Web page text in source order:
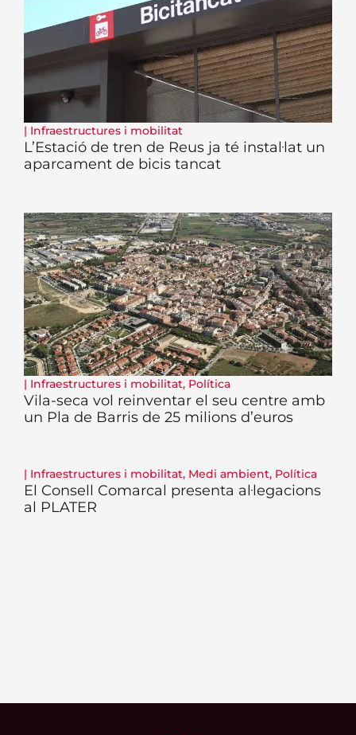
| Infraestructures i mobilitat
L’Estació de tren de Reus ja té instal·lat un
aparcament de bicis tancat
| Infraestructures i mobilitat, Política
Vila-seca vol reinventar el seu centre amb
un Pla de Barris de 25 milions d’euros
| Infraestructures i mobilitat, Medi ambient, Política
El Consell Comarcal presenta al·legacions
al PLATER